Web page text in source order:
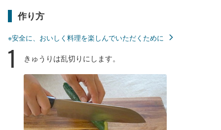
作り方
※安全に、おいしく料理を楽しんでいただくために
1 きゅうりは乱切りにします。